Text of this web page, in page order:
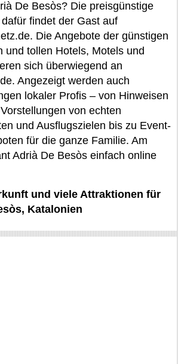
De Besòs? Die preisgünstige
findet der Gast auf
Die Angebote der günstigen
und tollen Hotels, Motels und
sich überwiegend an
Angezeigt werden auch
lokaler Profis – von Hinweisen
von echten
und Ausflugszielen bis zu Event-
für die ganze Familie. Am
Adrià De Besòs einfach online
und viele Attraktionen für
Katalonien